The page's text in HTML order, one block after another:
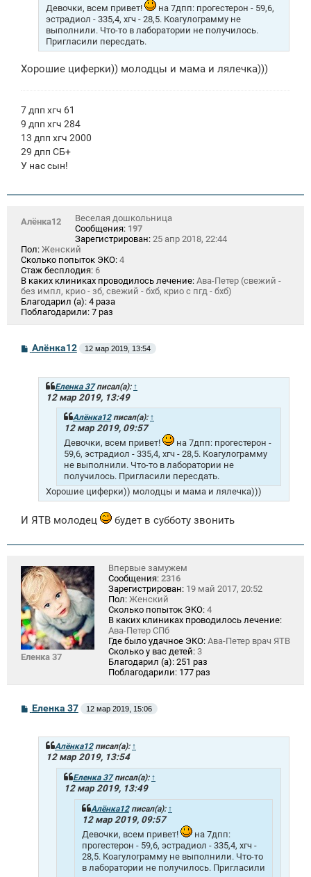
Девочки, всем привет!
на 7дпп: прогестерон - 59,6,
эстрадиол - 335,4, хгч - 28,5. Коагулограмму не
выполнили. Что-то в лаборатории не получилось.
Пригласили пересдать.
Хорошие циферки)) молодцы и мама и лялечка)))
7 дпп хгч 61
9 дпп хгч 284
13 дпп хгч 2000
29 дпп СБ+
У нас сын!
Алёнка12
Веселая дошкольница
Сообщения: 197
Зарегистрирован: 25 апр 2018, 22:44
Пол: Женский
Сколько попыток ЭКО: 4
Стаж бесплодия: 6
В каких клиниках проводилось лечение: Ава-Петер (свежий -
без импл, крио - зб, свежий - бхб, крио с пгд - бхб)
Благодарил (а): 4 раза
Поблагодарили: 7 раз
С
о
Алёнка12 12 мар 2019, 13:54
Еленка 37писал(а): ↑
12 мар 2019, 13:49
Алёнка12писал(а): ↑
12 мар 2019, 09:57
Девочки, всем привет!
на 7дпп: прогестерон -
59,6, эстрадиол - 335,4, хгч - 28,5. Коагулограмму
не выполнили. Что-то в лаборатории не
получилось. Пригласили пересдать.
Хорошие циферки)) молодцы и мама и лялечка)))
И ЯТВ молодец будет в субботу звонить
Еленка 37
Впервые замужем
Сообщения: 2316
Зарегистрирован: 19 май 2017, 20:52
Пол: Женский
Сколько попыток ЭКО: 4
В каких клиниках проводилось лечение:
Ава-Петер СПб
Где было удачное ЭКО: Ава-Петер врач ЯТВ
Сколько у вас детей: 3
Благодарил (а): 251 раз
Поблагодарили: 177 раз
С
о
Еленка 37 12 мар 2019, 15:06
Алёнка12писал(а): ↑
12 мар 2019, 13:54
Еленка 37писал(а): ↑
12 мар 2019, 13:49
Алёнка12писал(а): ↑
12 мар 2019, 09:57
Девочки, всем привет!
на 7дпп:
прогестерон - 59,6, эстрадиол - 335,4, хгч -
28,5. Коагулограмму не выполнили. Что-то
в лаборатории не получилось. Пригласили